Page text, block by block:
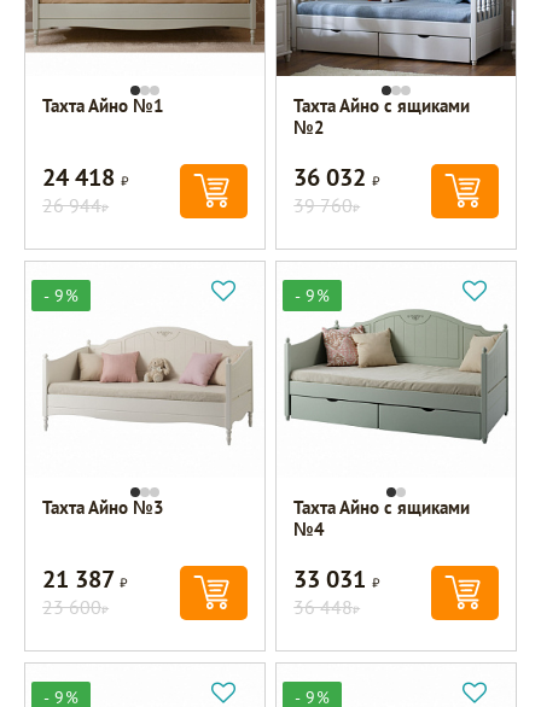
Тахта Айно №1
24 418Р
26 944Р
Тахта Айно с ящиками
№2
36 032Р
39 760Р
- 9%
Тахта Айно №3
21 387Р
23 600Р
- 9%
Тахта Айно с ящиками
№4
33 031Р
36 448Р
- 9% - 9%